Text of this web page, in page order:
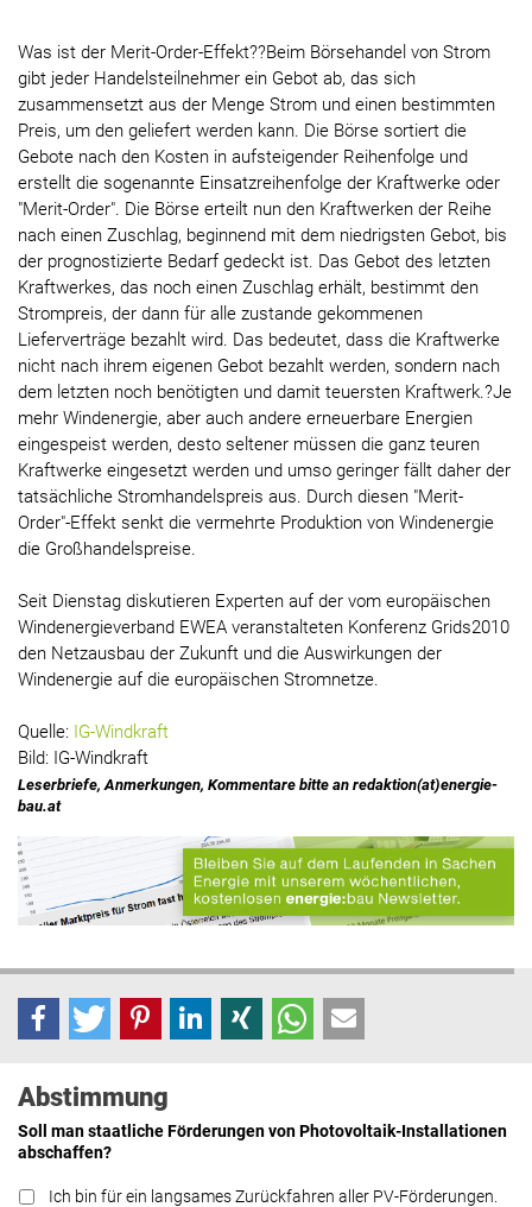
Was ist der Merit-Order-Effekt??Beim Börsehandel von Strom
gibt jeder Handelsteilnehmer ein Gebot ab, das sich
zusammensetzt aus der Menge Strom und einen bestimmten
Preis, um den geliefert werden kann. Die Börse sortiert die
Gebote nach den Kosten in aufsteigender Reihenfolge und
erstellt die sogenannte Einsatzreihenfolge der Kraftwerke oder
"Merit-Order". Die Börse erteilt nun den Kraftwerken der Reihe
nach einen Zuschlag, beginnend mit dem niedrigsten Gebot, bis
der prognostizierte Bedarf gedeckt ist. Das Gebot des letzten
Kraftwerkes, das noch einen Zuschlag erhält, bestimmt den
Strompreis, der dann für alle zustande gekommenen
Lieferverträge bezahlt wird. Das bedeutet, dass die Kraftwerke
nicht nach ihrem eigenen Gebot bezahlt werden, sondern nach
dem letzten noch benötigten und damit teuersten Kraftwerk.?Je
mehr Windenergie, aber auch andere erneuerbare Energien
eingespeist werden, desto seltener müssen die ganz teuren
Kraftwerke eingesetzt werden und umso geringer fällt daher der
tatsächliche Stromhandelspreis aus. Durch diesen "Merit-
Order"-Effekt senkt die vermehrte Produktion von Windenergie
die Großhandelspreise.
Seit Dienstag diskutieren Experten auf der vom europäischen
Windenergieverband EWEA veranstalteten Konferenz Grids2010
den Netzausbau der Zukunft und die Auswirkungen der
Windenergie auf die europäischen Stromnetze.
Quelle: IG-Windkraft
Bild: IG-Windkraft
Leserbriefe, Anmerkungen, Kommentare bitte an redaktion(at)energie-
bau.at
Abstimmung
Soll man staatliche Förderungen von Photovoltaik-Installationen
abschaffen?
Ich bin für ein langsames Zurückfahren aller PV-Förderungen.